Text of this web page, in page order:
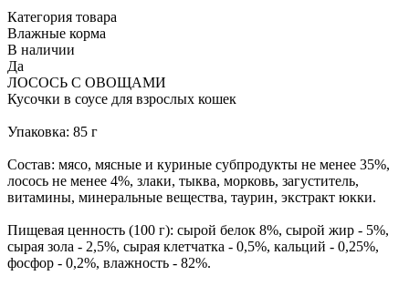
Категория товара
Влажные корма
В наличии
Да
ЛОСОСЬ С ОВОЩАМИ
Кусочки в соусе для взрослых кошек
Упаковка: 85 г
Состав: мясо, мясные и куриные субпродукты не менее 35%,
лосось не менее 4%, злаки, тыква, морковь, загуститель,
витамины, минеральные вещества, таурин, экстракт юкки.
Пищевая ценность (100 г): сырой белок 8%, сырой жир - 5%,
сырая зола - 2,5%, сырая клетчатка - 0,5%, кальций - 0,25%,
фосфор - 0,2%, влажность - 82%.